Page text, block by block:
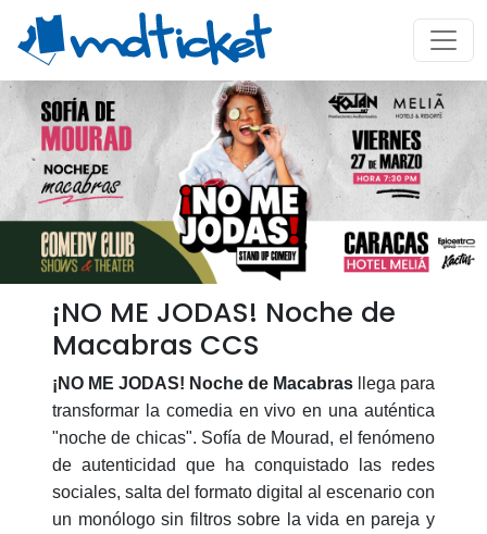
¡NO ME JODAS! Noche de
Macabras CCS
¡NO ME JODAS! Noche de Macabras llega para
transformar la comedia en vivo en una auténtica
"noche de chicas". Sofía de Mourad, el fenómeno
de autenticidad que ha conquistado las redes
sociales, salta del formato digital al escenario con
un monólogo sin filtros sobre la vida en pareja y